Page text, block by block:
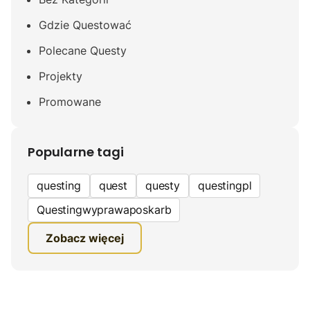
Gdzie Questować
Polecane Questy
Projekty
Promowane
Popularne tagi
questing quest questy
questingpl
Questingwyprawaposkarb
edukacyjna gra terenowa
fundacja questingu
Zobacz więcej